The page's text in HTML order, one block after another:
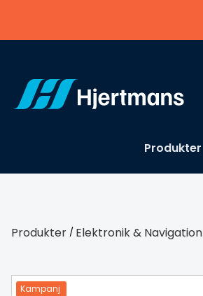
Produkter
Produkter / Elektronik & Navigation
Kampanj